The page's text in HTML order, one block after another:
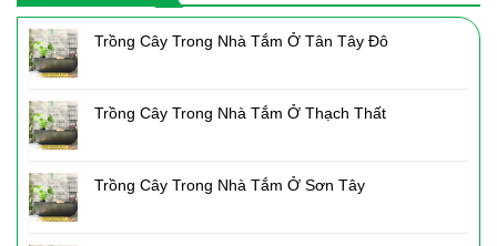
Trồng Cây Trong Nhà Tắm Ở Tân Tây Đô
Trồng Cây Trong Nhà Tắm Ở Thạch Thất
Trồng Cây Trong Nhà Tắm Ở Sơn Tây